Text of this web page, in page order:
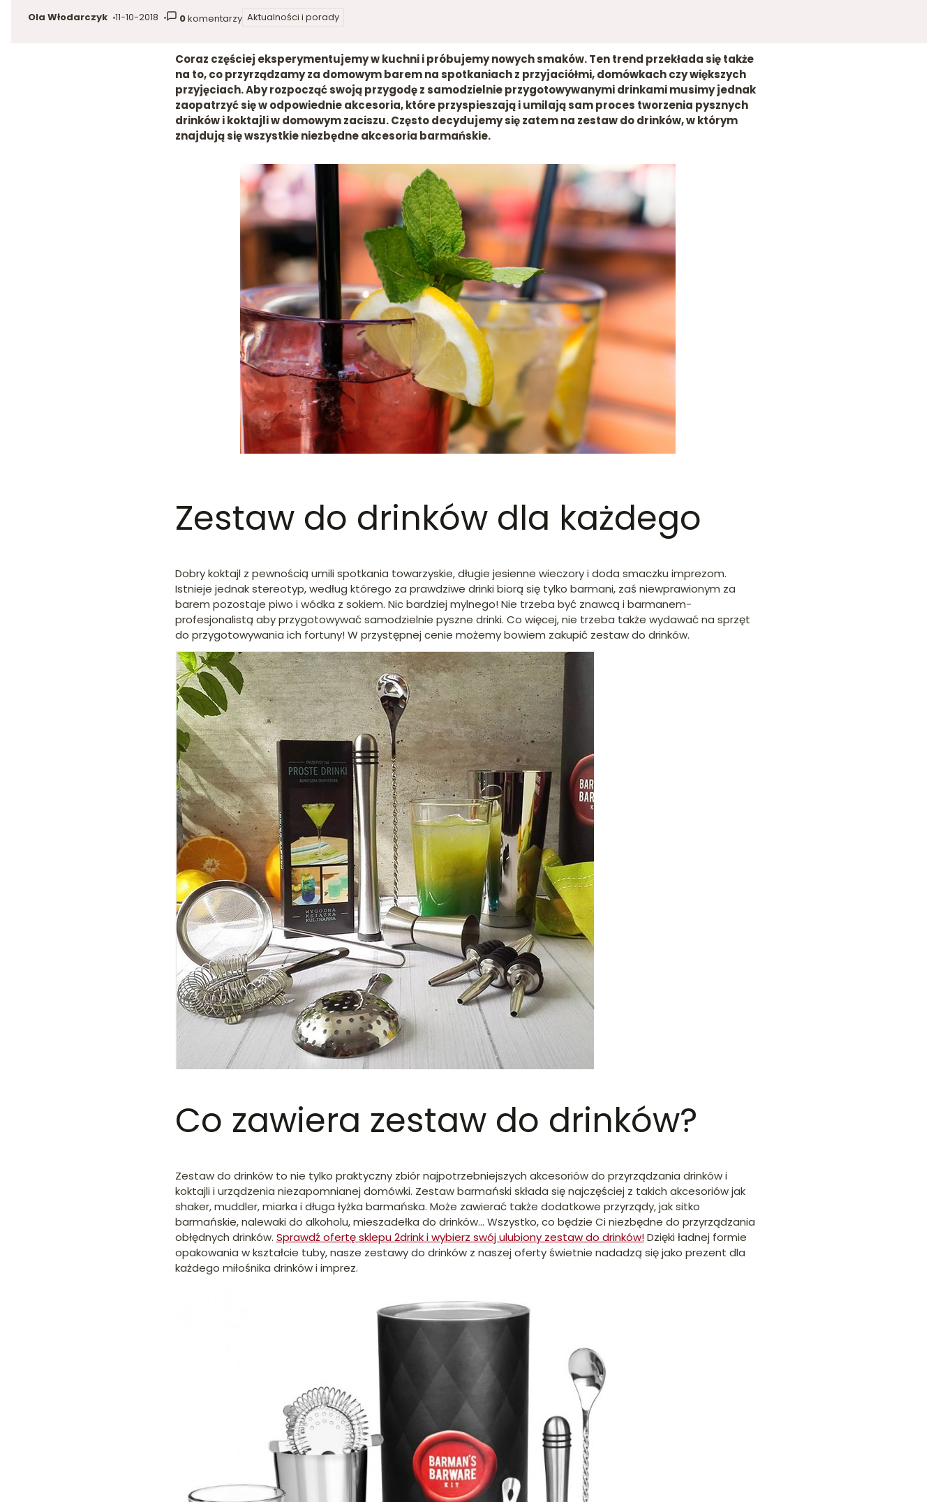
autor:
Ola Włodarczyk dodano:
11-10-2018 0komentarzyw kategorii
Aktualności i porady
Coraz częściej eksperymentujemy w kuchni i próbujemy nowych smaków. Ten trend przekłada się także
na to, co przyrządzamy za domowym barem na spotkaniach z przyjaciółmi, domówkach czy większych
przyjęciach. Aby rozpocząć swoją przygodę z samodzielnie przygotowywanymi drinkami musimy jednak
zaopatrzyć się w odpowiednie akcesoria, które przyspieszają i umilają sam proces tworzenia pysznych
drinków i koktajli w domowym zaciszu. Często decydujemy się zatem na zestaw do drinków, w którym
znajdują się wszystkie niezbędne akcesoria barmańskie.
Zestaw do drinków dla każdego
Dobry koktajl z pewnością umili spotkania towarzyskie, długie jesienne wieczory i doda smaczku imprezom.
Istnieje jednak stereotyp, według którego za prawdziwe drinki biorą się tylko barmani, zaś niewprawionym za
barem pozostaje piwo i wódka z sokiem. Nic bardziej mylnego! Nie trzeba być znawcą i barmanem-
profesjonalistą aby przygotowywać samodzielnie pyszne drinki. Co więcej, nie trzeba także wydawać na sprzęt
do przygotowywania ich fortuny! W przystępnej cenie możemy bowiem zakupić zestaw do drinków.
Co zawiera zestaw do drinków?
Zestaw do drinków to nie tylko praktyczny zbiór najpotrzebniejszych akcesoriów do przyrządzania drinków i
koktajli i urządzenia niezapomnianej domówki. Zestaw barmański składa się najczęściej z takich akcesoriów jak
shaker, muddler, miarka i długa łyżka barmańska. Może zawierać także dodatkowe przyrządy, jak sitko
barmańskie, nalewaki do alkoholu, mieszadełka do drinków… Wszystko, co będzie Ci niezbędne do przyrządzania
obłędnych drinków. Sprawdź ofertę sklepu 2drink i wybierz swój ulubiony zestaw do drinków!Dzięki ładnej formie
opakowania w kształcie tuby, nasze zestawy do drinków z naszej oferty świetnie nadadzą się jako prezent dla
każdego miłośnika drinków i imprez.